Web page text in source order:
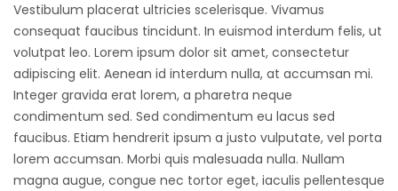
Vestibulum placerat ultricies scelerisque. Vivamus
consequat faucibus tincidunt. In euismod interdum felis, ut
volutpat leo. Lorem ipsum dolor sit amet, consectetur
adipiscing elit. Aenean id interdum nulla, at accumsan mi.
Integer gravida erat lorem, a pharetra neque
condimentum sed. Sed condimentum eu lacus sed
faucibus. Etiam hendrerit ipsum a justo vulputate, vel porta
lorem accumsan. Morbi quis malesuada nulla. Nullam
magna augue, congue nec tortor eget, iaculis pellentesque